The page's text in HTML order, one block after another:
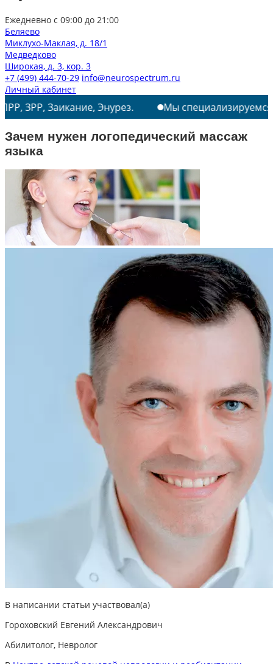
Ежедневно с 09:00 до 21:00
Беляево
Миклухо-Маклая, д. 18/1
Медведково
Широкая, д. 3, кор. 3
+7 (499) 444-70-29 info@neurospectrum.ru
Личный кабинет
Энурез. Мы специализируемся на
Зачем нужен логопедический массаж
языка
В написании статьи участвовал(а)
Гороховский Евгений Александрович
Абилитолог, Невролог